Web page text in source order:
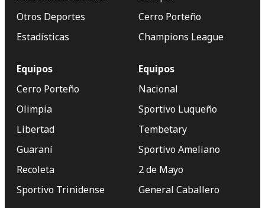
Otros Deportes
Estadísticas
Cerro Porteño
Champions League
Equipos
Cerro Porteño
Olimpia
Libertad
Guaraní
Recoleta
Sportivo Trinidense
Equipos
Nacional
Sportivo Luqueño
Tembetary
Sportivo Ameliano
2 de Mayo
General Caballero